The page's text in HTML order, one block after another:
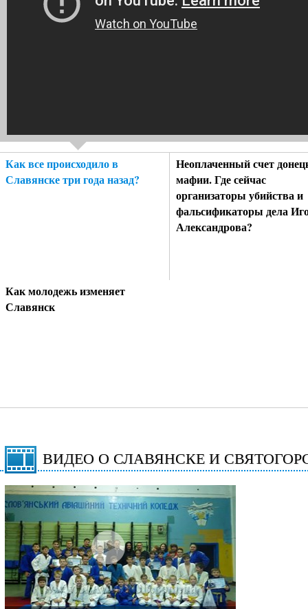
Как все происходило в
Славянске три года назад?
Неоплаченный счет
мафии. Где сейчас
организаторы убийства и
фальсификаторы дела
Александрова?
Как молодежь изменяет
Славянск
ВИДЕО О СЛАВЯНСКЕ И